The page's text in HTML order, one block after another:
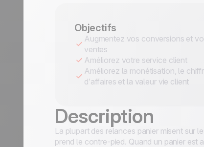
Objectifs
Augmentez vos conversions et
ventes
Améliorez votre service client
Améliorez la monétisation, le
d’affaires et la valeur vie client
Description
La plupart des relances panier misent sur
prend le contre-pied. Quand un panier est